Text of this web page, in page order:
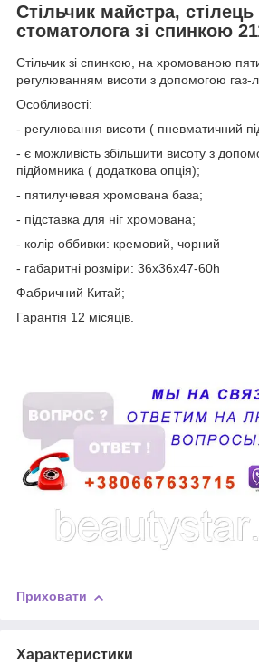
Стільчик майстра, стілець
стоматолога зі спинкою
Стільчик зі спинкою, на хромованою
регулюванням висоти з допомогою газ-
Особливості:
- регулювання висоти ( пневматичний
- є можливість збільшити висоту з
підйомника ( додаткова опція);
- пятилучевая хромована база;
- підставка для ніг хромована;
- колір оббивки: кремовий, чорний
- габаритні розміри: 36х36х47-60h
Фабричний Китай;
Гарантія 12 місяців.
Приховати
Характеристики